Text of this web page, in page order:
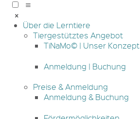
Über die Lerntiere
Tiergestütztes Angebot
TiNaMo© | Unser Konzept
Anmeldung | Buchung
Preise & Anmeldung
Anmeldung & Buchung